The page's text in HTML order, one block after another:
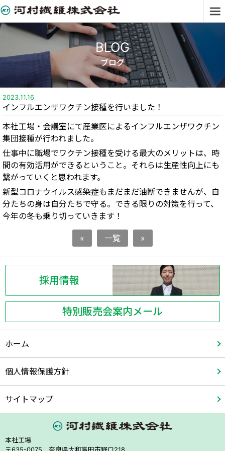
BLOG
ブログ
2023.11.16
インフルエンザワクチン接種を行いました！
本社工場・会議室にて産業医によるインフルエンザワクチン
集団接種が行われました。
仕事中に職場でワクチン接種を受ける最大のメリットは、時
間の有効活用ができるということ。それらは生産性向上にも
繋がっていくと思われます。
新型コロナウイルス感染症もまだまだ油断できませんが、自
分たちの身は自分たちで守る。できる限りの対策を行って、
今年の冬も乗り切っていきます！
« 一覧 »
採用情報
特別販売会案内メール
ホーム
個人情報保護方針
サイトマップ
本社工場